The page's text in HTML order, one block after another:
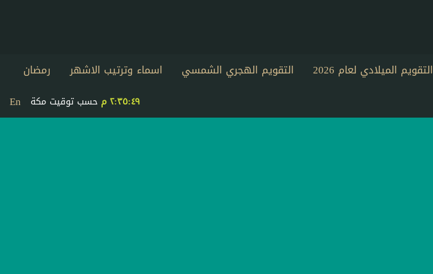
التقويم الميلادي لعام 2026 التقويم الهجري الشمسي اسماء وترتيب الاشهر
رمضان
En ٢:٣٥:٤٩ م حسب توقيت مكة